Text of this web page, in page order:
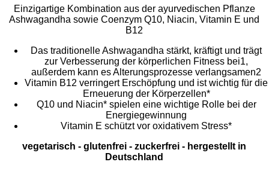
Einzigartige Kombination aus der ayurvedischen Pflanze
Ashwagandha sowie Coenzym Q10, Niacin, Vitamin E und
B12
Das traditionelle Ashwagandha stärkt, kräftigt und trägt
zur Verbesserung der körperlichen Fitness bei1,
außerdem kann es Alterungsprozesse verlangsamen2
Vitamin B12 verringert Erschöpfung und ist wichtig für die
Erneuerung der Körperzellen*
Q10 und Niacin* spielen eine wichtige Rolle bei der
Energiegewinnung
Vitamin E schützt vor oxidativem Stress*
vegetarisch - glutenfrei - zuckerfrei - hergestellt in
Deutschland